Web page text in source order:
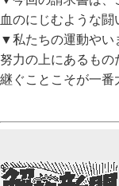
血のにじむような
▼私たちの運動やい
努力の上にあるも
継ぐことこそが一番